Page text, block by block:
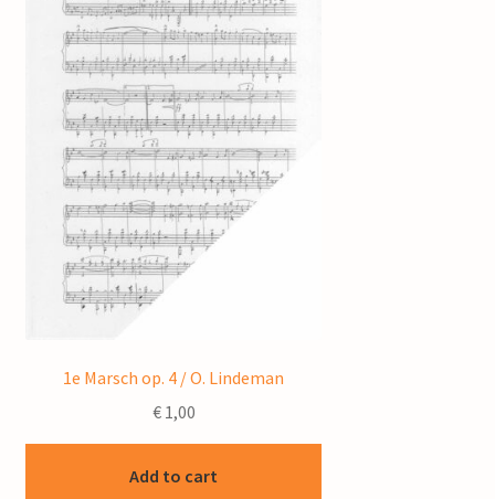
1e Marsch op. 4 / O. Lindeman
€1,00
Add to cart